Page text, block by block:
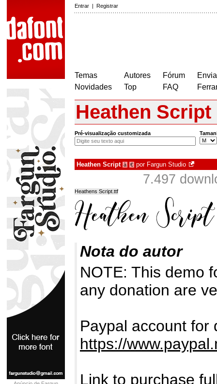
Entrar | Registrar
Temas
Novidades
Autores
Top
Fórum
FAQ
Heathen Script
Pré-visualização customizada
Heathen Script à € por Fargun Studio
7.497
Heathens Script.ttf
Nota do autor
NOTE: This demo
any donation are
Paypal account for
https://
Link to purchase